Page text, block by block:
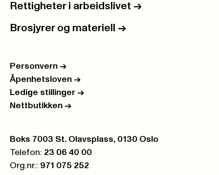
Rettigheter i arbeidslivet ->
Brosjyrer og materiell ->
Personvern ->
Åpenhetsloven ->
Ledige stillinger ->
Nettbutikken ->
Postboks:
Boks 7003 St. Olavsplass, 0130 Oslo
Telefon: 23 06 40 00
Org.nr.: 971 075 252